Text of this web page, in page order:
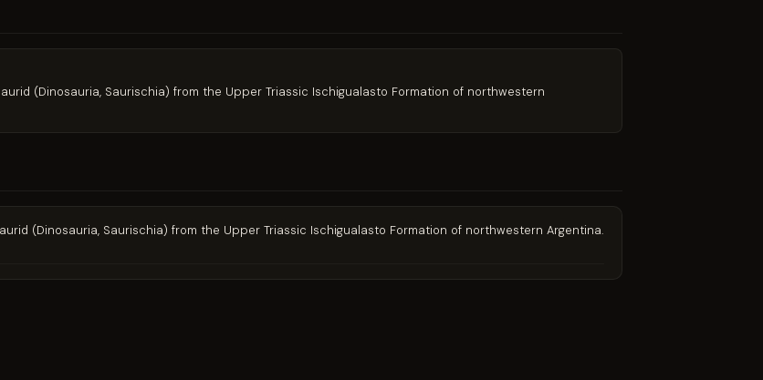
(Dinosauria, Saurischia) from the Upper Triassic Ischigualasto Formation of northwestern
(Dinosauria, Saurischia) from the Upper Triassic Ischigualasto Formation of northwestern Argentina.